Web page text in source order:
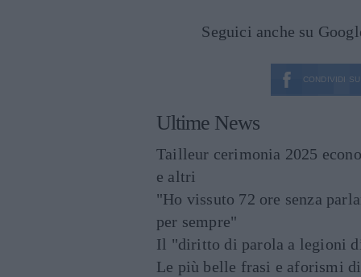
Seguici anche su
CONDIVIDI SU
Ultime News
Tailleur cerimonia 2025
e altri
"Ho vissuto 72 ore senza
per sempre"
Il "diritto di parola a legioni
Le più belle frasi e aforismi